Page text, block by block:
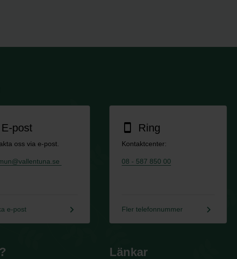
E-post
oss via e-post.
e-post keyboard_arrow_right
smartphone Ring
Kontaktcenter:
08 - 587 850 00
Fler telefonnummer keyboard_arrow_right
Länkar